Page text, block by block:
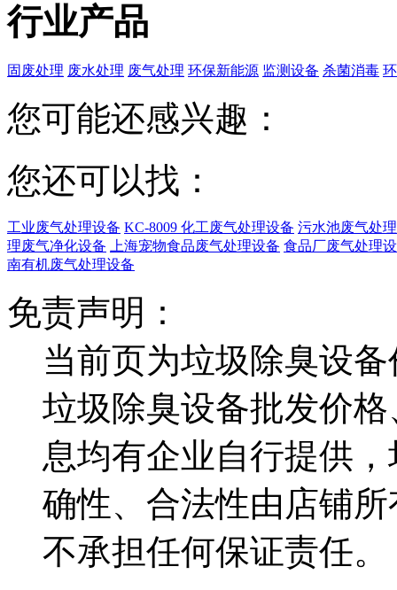
行业产品
固废处理 废水处理 废气处理 环保新能源 监测设备 杀菌消毒
您可能还感兴趣：
您还可以找：
工业废气处理设备 KC-8009 化工废气处理设备 污水池废气处
理废气净化设备
上海宠物食品废气处理设备 食品厂废气处理
南有机废气处理设备
免责声明：
当前页为垃圾除臭设
垃圾除臭设备批发价
息均有企业自行提供
确性、合法性由店铺
不承担任何保证责任。